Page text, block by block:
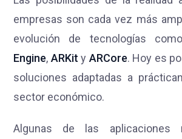
empresas son cada vez más
evolución de tecnologías
Engine, ARKit y ARCore. Hoy es
soluciones adaptadas a
sector económico.
Algunas de las aplicaciones